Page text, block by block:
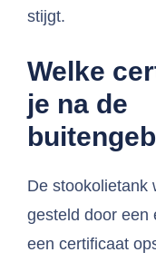
stijgt.
Welke
je na de
De stookolietank
gesteld door een
een certificaat